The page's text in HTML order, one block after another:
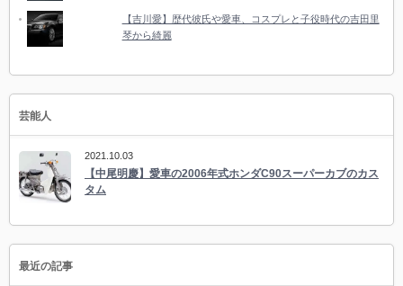
【吉川愛】歴代彼氏や愛車、コスプレと子役時代の吉田里
琴から綺麗
芸能人
2021.10.03
【中尾明慶】愛車の2006年式ホンダC90スーパーカブのカス
タム
最近の記事